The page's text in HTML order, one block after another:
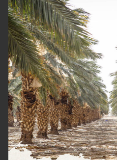
את המוצרים
אותם יפה, ובכך, לתת
עם ניראות
לחצו כאן!